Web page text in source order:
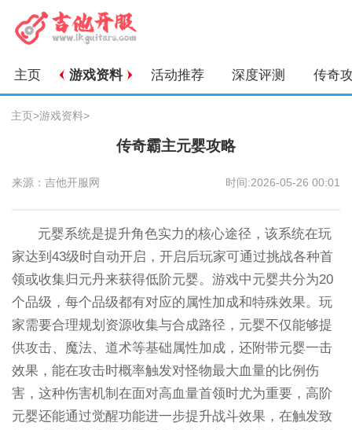
主页 游戏资料 活动推荐 深度评测 传奇
主页>游戏资料>
传奇霸主元婴攻略
来源：吉他开服网 时间:2026-05-26 00:01
元婴系统是提升角色实力的核心途径，该系统在玩
家达到43级时自动开启，开启后玩家可通过挑战各种首
领或收集归元丹来获得低阶元婴。游戏中元婴共分为20
个品级，每个品级都有对应的属性加成和特殊效果。玩
家需要合理规划资源收集与合成路径，元婴不仅能够提
供攻击、魔法、道术等基础属性加成，还附带元婴一击
效果，能在攻击时概率触发对怪物最大血量的比例伤
害，这种伤害机制在面对高血量首领时尤为重要，高阶
元婴还能通过觉醒功能进一步提升战斗效果，在触发致